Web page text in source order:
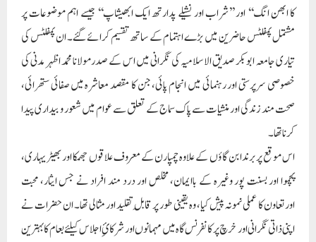
کا ابھن انگ‘‘ اور ’’شراب اور نشیلے پدارتھ ایک ابھیشاپ‘‘ جیسے اہم موضوعات پر
مشتمل پمفلٹس حاضرین میں بڑے اہتمام کے ساتھ تقسیم کرائے گئے۔ ان پمفلٹس کی
تیاری جامعہ ابوبکر صدیق الاسلامیہ کی نگرانی میں اس کے صدرمولانا محمد اظہر مدنی کی
خصوصی سرپرستی اور رہنمائی میں انجام پائی، جن کا مقصد معاشرہ میں صفائی ستھرائی،
صحت مند زندگی اور منشیات سے پاک سماج کے تعلق سے عوام میں شعور و بیداری پیدا
کرنا تھا۔
اس موقع پربرندابن گاؤں کے علاوہ چمپارن کے معروف علاقوں جھمکا اور بھیڑیہاری،
پچموا اور بسنت پور وغیرہ کے باایمان، مخلص اور درد مند افراد نے جس ایثار، محبت
اورتعاون کا عملی نمونہ پیش کیا، وہ یقینی طور پر قابلِ تقلید اور مثالی تھا۔ ان حضرات نے
اپنی ذاتی نگرانی اور خرچ پر کانفرنس گاہ میں مہمانوں اور شرکائِ اجلاس کیلئے طعام کا بہترین